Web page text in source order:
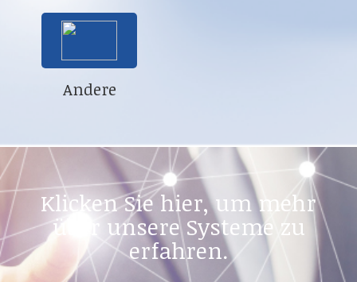
Andere
Klicken Sie hier, um mehr
über unsere Systeme zu
erfahren.